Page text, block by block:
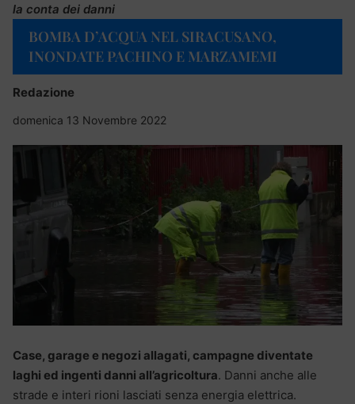
la conta dei danni
BOMBA D’ACQUA NEL SIRACUSANO,
INONDATE PACHINO E MARZAMEMI
Redazione
domenica 13 Novembre 2022
Case, garage e negozi allagati, campagne diventate
laghi ed ingenti danni all’agricoltura. Danni anche alle
strade e interi rioni lasciati senza energia elettrica.